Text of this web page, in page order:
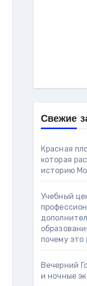
Свежие
Красная
которая
историю
Учебный
почему это
Вечерний
и ночные